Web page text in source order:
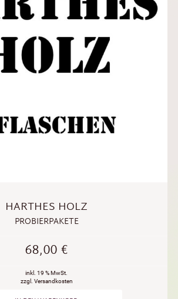
HARTHES HOLZ
PROBIERPAKETE
68,00€
inkl. 19 % MwSt.
zzgl. Versandkosten